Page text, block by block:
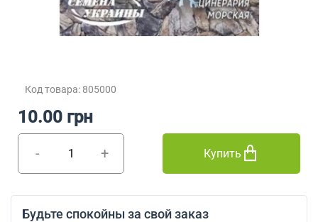
Код товара: 805000
- +
10.00 грн
Купить
Будьте спокойны за свой заказ